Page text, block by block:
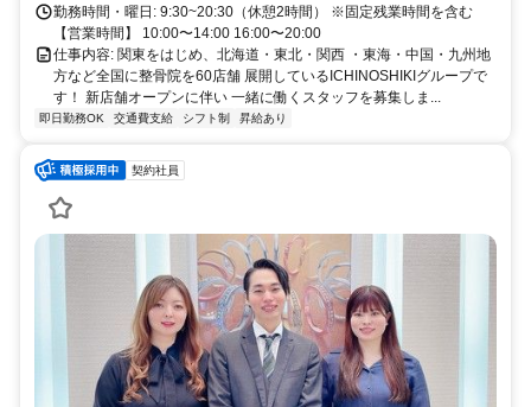
勤務時間・曜日: 9:30~20:30（休憩2時間） ※固定残業時間を含む
【営業時間】 10:00〜14:00 16:00〜20:00
仕事内容: 関東をはじめ、北海道・東北・関西 ・東海・中国・九州地
方など全国に整骨院を60店舗 展開しているICHINOSHIKIグループで
す！ 新店舗オープンに伴い 一緒に働くスタッフを募集しま...
即日勤務OK 交通費支給 シフト制 昇給あり
契約社員